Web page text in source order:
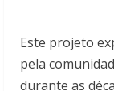
Este projeto
pela
durante as